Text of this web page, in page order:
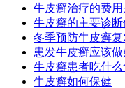
牛皮癣治疗的费
牛皮癣的主要诊
冬季预防牛皮癣
患发牛皮癣应该
牛皮癣患者吃什
牛皮癣如何保健